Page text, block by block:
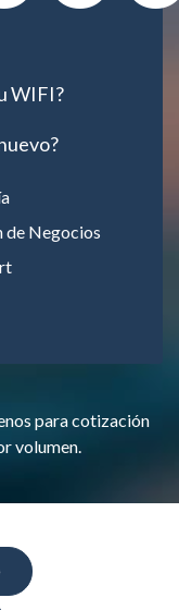
WIFI?
de Negocios
para cotización
volumen.